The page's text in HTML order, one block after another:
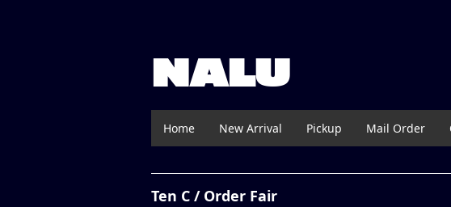
NALU
Home New Arrival Pickup Mail Order
Ten C / Order Fair